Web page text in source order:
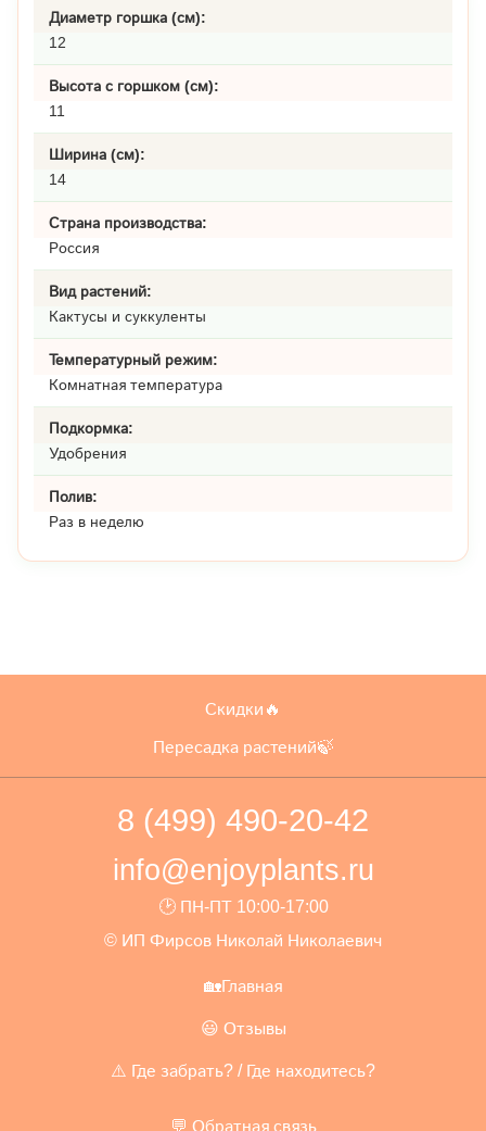
Диаметр горшка (см):
12
Высота с горшком (см):
11
Ширина (см):
14
Страна производства:
Россия
Вид растений:
Кактусы и суккуленты
Температурный режим:
Комнатная температура
Подкормка:
Удобрения
Полив:
Раз в неделю
Скидки🔥
Пересадка растений🍃
8 (499) 490-20-42
info@enjoyplants.ru
🕑 ПН-ПТ 10:00-17:00
© ИП Фирсов Николай Николаевич
🏡Главная
😃 Отзывы
⚠️ Где забрать? / Где находитесь?
💬 Обратная связь